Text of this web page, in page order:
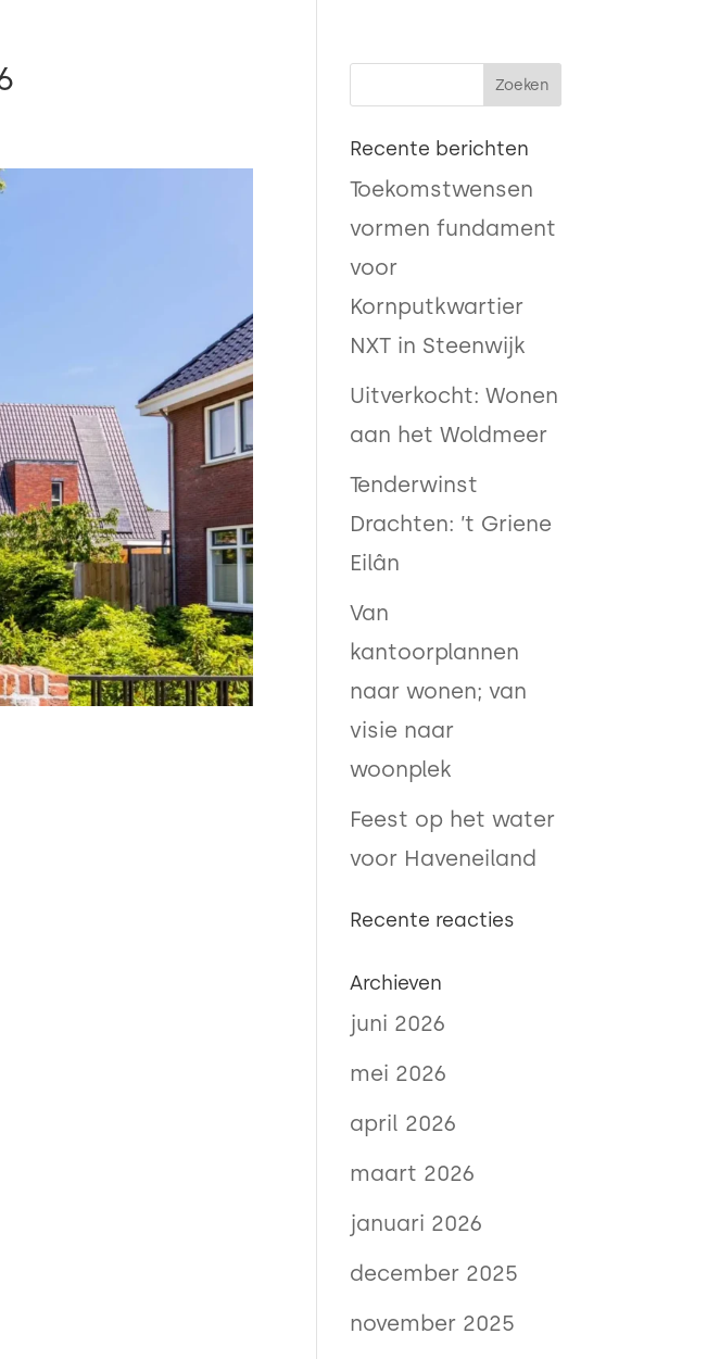
Recente berichten
Toekomstwensen
vormen fundament
voor
Kornputkwartier
NXT in Steenwijk
Uitverkocht: Wonen
aan het Woldmeer
Tenderwinst
Drachten: ’t Griene
Eilân
Van
kantoorplannen
naar wonen; van
visie naar
woonplek
Feest op het water
voor Haveneiland
Recente reacties
Archieven
juni 2026
mei 2026
april 2026
maart 2026
januari 2026
december 2025
november 2025